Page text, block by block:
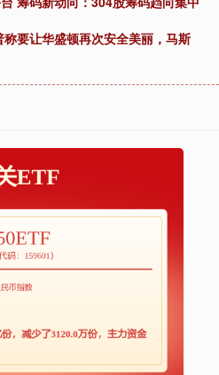
要让华盛顿再次安全美丽，马斯